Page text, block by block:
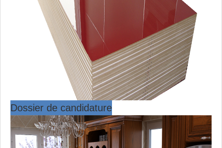
Dossier de candidature